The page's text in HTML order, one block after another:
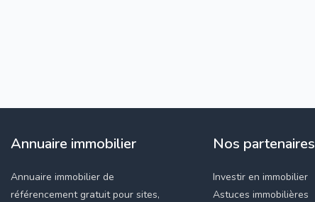
Annuaire immobilier
Annuaire immobilier de
référencement gratuit pour sites,
Nos partenaires
Investir en immobilier
Astuces immobilières